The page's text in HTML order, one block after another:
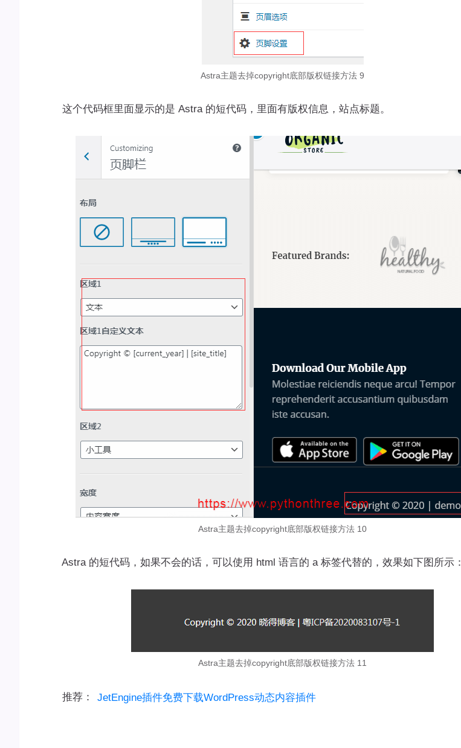
Astra主题去掉copyright底部版权链接方法 9
这个代码框里面显示的是 Astra 的短代码，里面有版权信息，站点标题。
Astra主题去掉copyright底部版权链接方法 10
Astra 的短代码，如果不会的话，可以使用 html 语言的 a 标签代替的，效果如下图所示：
Astra主题去掉copyright底部版权链接方法 11
推荐： JetEngine插件免费下载WordPress动态内容插件